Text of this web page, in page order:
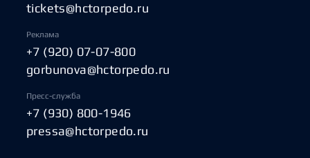
tickets@hctorpedo.ru
Реклама
+7 (920) 07-07-800
gorbunova@hctorpedo.ru
Пресс-служба
+7 (930) 800-1946
pressa@hctorpedo.ru